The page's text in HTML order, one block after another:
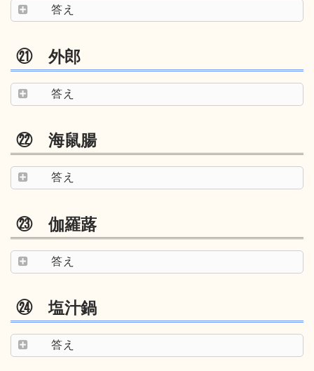
答え
㉑ 外郎
答え
㉒ 海鼠腸
答え
㉓ 伽羅蕗
答え
㉔ 塩汁鍋
答え